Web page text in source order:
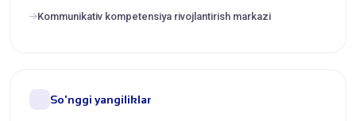
Kommunikativ kompetensiya rivojlantirish markazi
So'nggi yangiliklar